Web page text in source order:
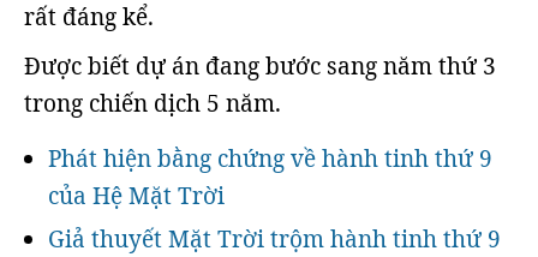
rất đáng kể.
Được biết dự án đang bước sang năm thứ 3
trong chiến dịch 5 năm.
Phát hiện bằng chứng về hành tinh thứ 9
của Hệ Mặt Trời
Giả thuyết Mặt Trời trộm hành tinh thứ 9